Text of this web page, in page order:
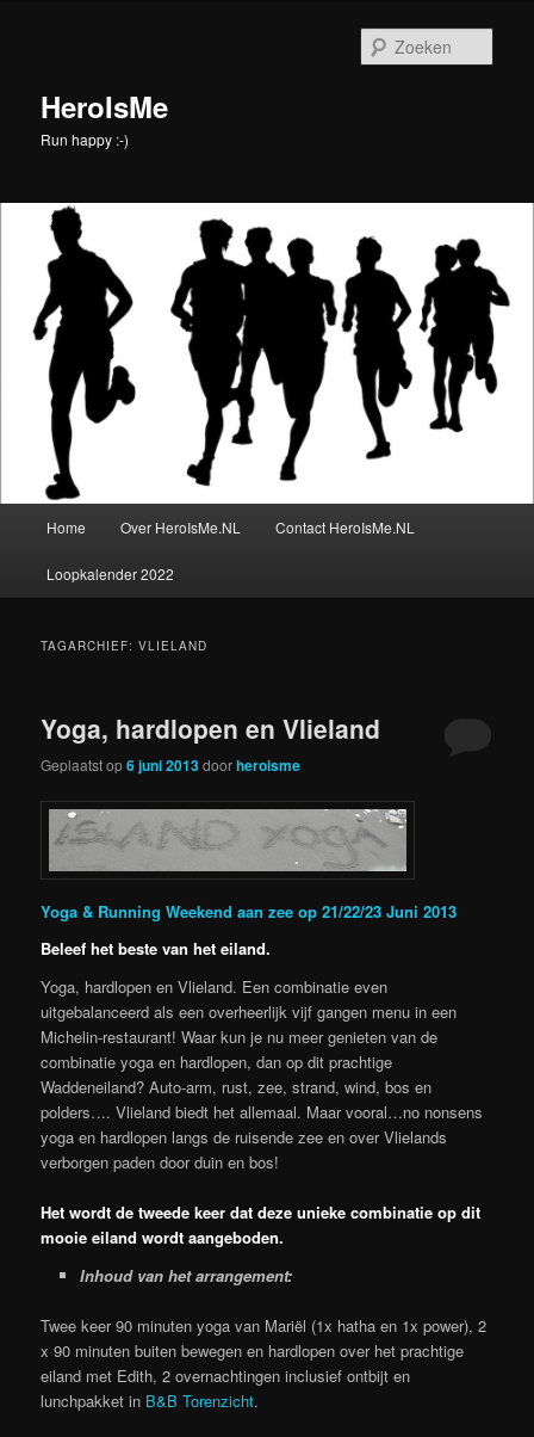
inhoud
inhoudHeroIsMe
Run happy :-)
Home Over HeroIsMe.NL Contact HeroIsMe.NL
Loopkalender 2022
TAGARCHIEF:VLIELAND
Yoga, hardlopen en Vlieland
Geplaatst op6 juni 2013doorheroisme
Yoga & Running Weekend aan zee op 21/22/23 Juni 2013
Beleef het beste van het eiland.
Yoga, hardlopen en Vlieland. Een combinatie even
uitgebalanceerd als een overheerlijk vijf gangen menu in een
Michelin-restaurant! Waar kun je nu meer genieten van de
combinatie yoga en hardlopen, dan op dit prachtige
Waddeneiland? Auto-arm, rust, zee, strand, wind, bos en
polders…. Vlieland biedt het allemaal. Maar vooral…no nonsens
yoga en hardlopen langs de ruisende zee en over Vlielands
verborgen paden door duin en bos!
Het wordt de tweede keer dat deze unieke combinatie op dit
mooie eiland wordt aangeboden.
Inhoud van het arrangement:
Twee keer 90 minuten yoga van Mariël (1x hatha en 1x power), 2
x 90 minuten buiten bewegen en hardlopen over het prachtige
eiland met Edith, 2 overnachtingen inclusief ontbijt en
lunchpakket in B&B Torenzicht.